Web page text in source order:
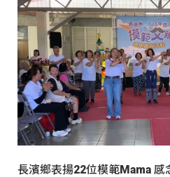
長濱鄉表揚22位模範Mama 感